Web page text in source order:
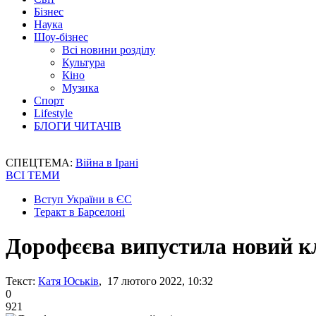
Бізнес
Наука
Шоу-бізнес
Всі новини розділу
Культура
Кіно
Музика
Спорт
Lifestyle
БЛОГИ ЧИТАЧІВ
СПЕЦТЕМА: Війна в Ірані
ВСІ ТЕМИ
Вступ України в ЄС
Теракт в Барселоні
Дорофєєва випустила новий
Текст: Катя Юськів, 17 лютого 2022, 10:32
0
921